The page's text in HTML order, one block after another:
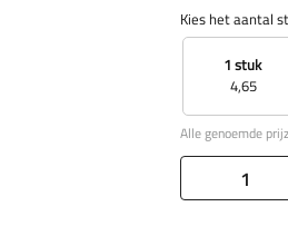
Kies het aantal
1 stuk
4,65
Alle genoemde